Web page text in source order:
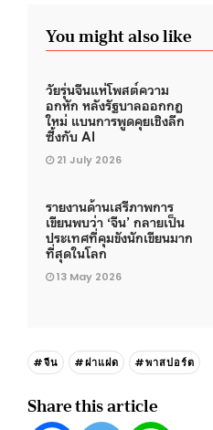
You might also like
วัยรุ่นจีนแห่โพสต์ความ
อกหัก หลังรัฐบาลออกกฎ
ใหม่ แบนการพูดคุยเชิงลึก
ซึ้งกับ AI
21 July 2026
รายงานด้านเสรีภาพการ
เขียนพบว่า ‘จีน’ กลายเป็น
ประเทศที่คุมขังนักเขียนมาก
ที่สุดในโลก
13 May 2026
#จีน #ฝาแฝด #พาสปอร์ต
Share this article